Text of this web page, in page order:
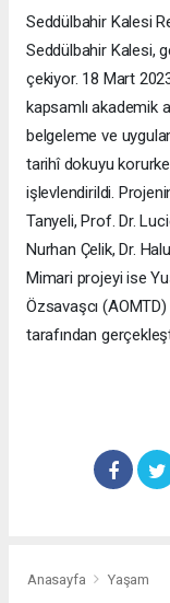
Seddülbahir Kalesi
Seddülbahir Kalesi,
çekiyor. 18 Mart
kapsamlı akademik
belgeleme ve
tarihî dokuyu
işlevlendirildi.
Tanyeli, Prof. Dr.
Nurhan Çelik, Dr.
Mimari projeyi ise
Özsavaşcı
tarafından
Anasayfa Yaşam